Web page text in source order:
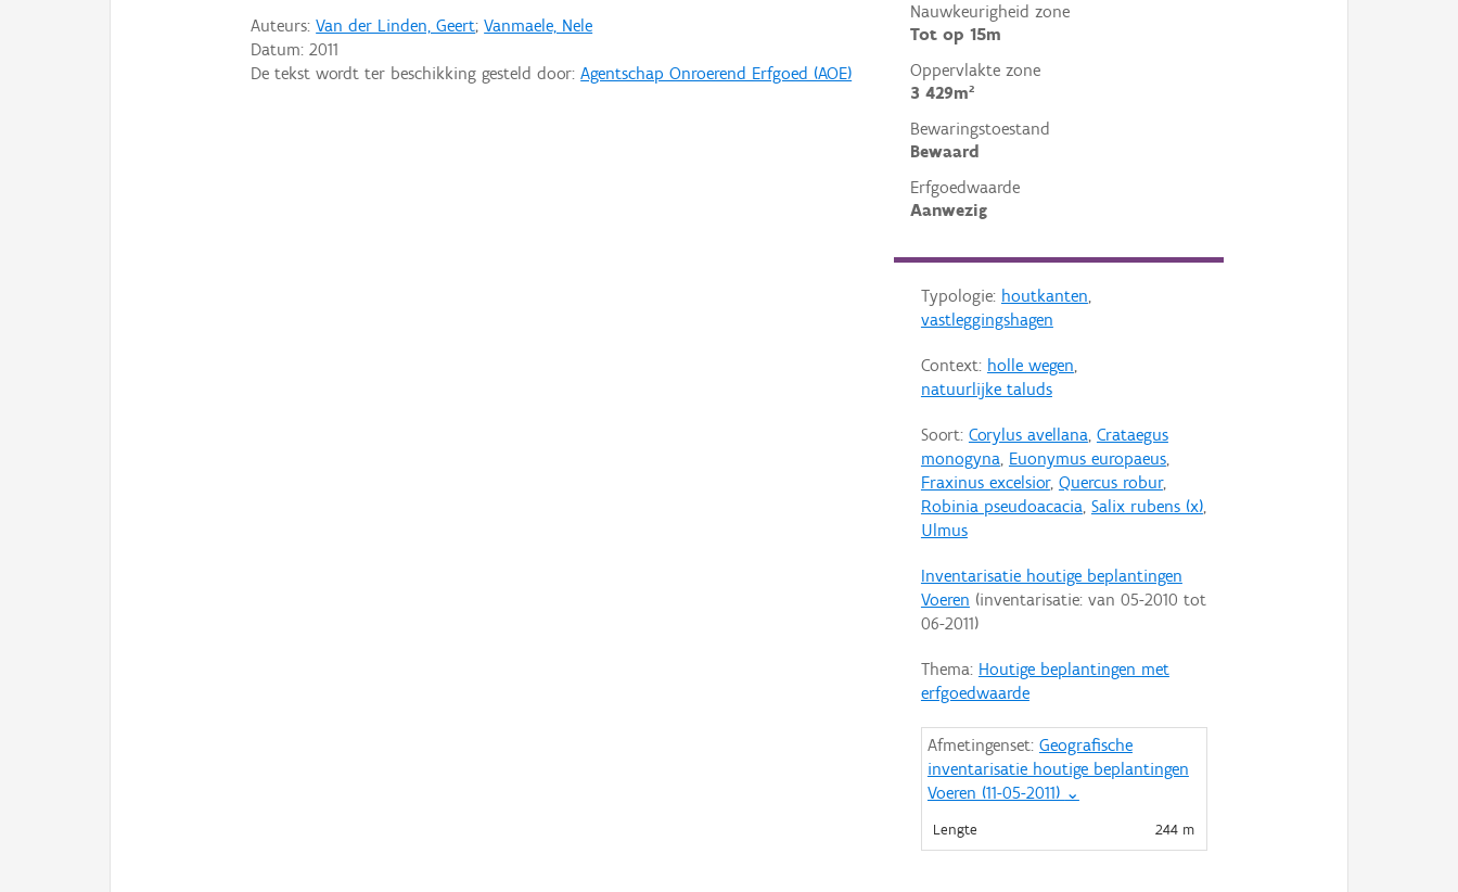
Nauwkeurigheid zone
Tot op 15m
Oppervlakte zone
3 429m²
Bewaringstoestand
Bewaard
Erfgoedwaarde
Aanwezig
Typologie: houtkanten,
vastleggingshagen
Context: holle wegen,
natuurlijke taluds
Soort: Corylus avellana, Crataegus
monogyna, Euonymus europaeus,
Fraxinus excelsior, Quercus robur,
Robinia pseudoacacia, Salix rubens (x),
Ulmus
Inventarisatie houtige beplantingen
Voeren (inventarisatie: van 05-2010 tot
06-2011)
Thema: Houtige beplantingen met
erfgoedwaarde
Afmetingenset: Geografische
inventarisatie houtige beplantingen
Voeren (11-05-2011) ⌄
Lengte 244 m
Auteurs:Van der Linden, Geert;Vanmaele, Nele
Datum:2011
De tekst wordt ter beschikking gesteld door:Agentschap Onroerend Erfgoed (AOE)